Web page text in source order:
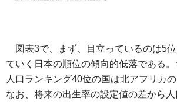
図表3で、まず、目立っているのは5
ていく日本の順位の傾向的低落である
人口ランキング40位の国は北アフリカの
なお、将来の出生率の設定値の差から